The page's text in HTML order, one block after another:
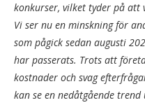
konkurser, vilket tyder på att
Vi ser nu en minskning för
som pågick sedan augusti
har passerats. Trots att
kostnader och svag
kan se en nedåtgående